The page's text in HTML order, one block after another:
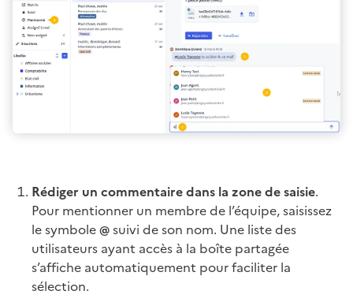
Rédiger un commentaire dans la zone de saisie.
Pour mentionner un membre de l’équipe, saisissez
le symbole@suivi de son nom. Une liste des
utilisateurs ayant accès à la boîte partagée
s’affiche automatiquement pour faciliter la
sélection.